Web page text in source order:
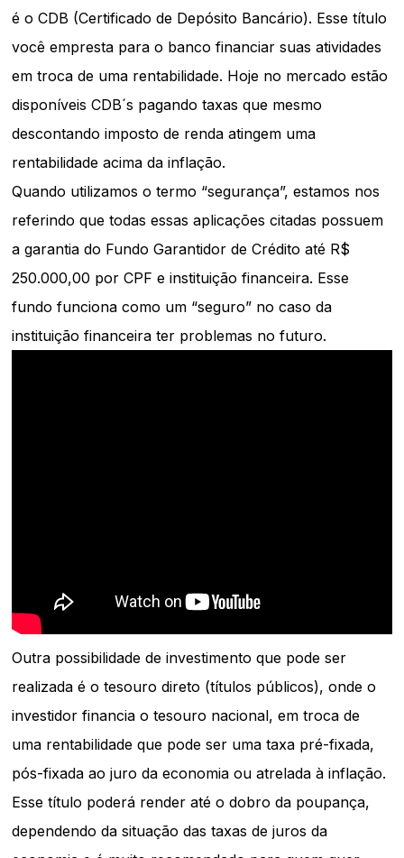
é o CDB (Certificado de Depósito Bancário). Esse título
você empresta para o banco financiar suas atividades
em troca de uma rentabilidade. Hoje no mercado estão
disponíveis CDB´s pagando taxas que mesmo
descontando imposto de renda atingem uma
rentabilidade acima da inflação.
Quando utilizamos o termo “segurança”, estamos nos
referindo que todas essas aplicações citadas possuem
a garantia do Fundo Garantidor de Crédito até R$
250.000,00 por CPF e instituição financeira. Esse
fundo funciona como um “seguro” no caso da
instituição financeira ter problemas no futuro.
Outra possibilidade de investimento que pode ser
realizada é o tesouro direto (títulos públicos), onde o
investidor financia o tesouro nacional, em troca de
uma rentabilidade que pode ser uma taxa pré-fixada,
pós-fixada ao juro da economia ou atrelada à inflação.
Esse título poderá render até o dobro da poupança,
dependendo da situação das taxas de juros da